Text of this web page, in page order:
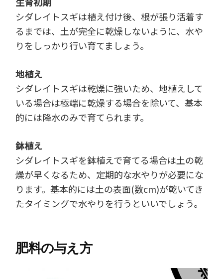
シダレイトスギは植え付け後、根が張り活着す
るまでは、土が完全に乾燥しないように、水や
りをしっかり行い育てましょう。
地植え
シダレイトスギは乾燥に強いため、地植えして
いる場合は極端に乾燥する場合を除いて、基本
的には降水のみで育てられます。
鉢植え
シダレイトスギを鉢植えで育てる場合は土の乾
燥が早くなるため、定期的な水やりが必要にな
ります。基本的には土の表面(数cm)が乾いてき
たタイミングで水やりを行うといいでしょう。
肥料の与え方